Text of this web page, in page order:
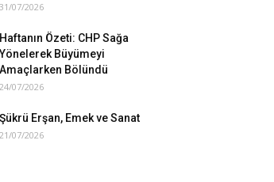
31/07/2026
Haftanın Özeti: CHP Sağa
Yönelerek Büyümeyi
Amaçlarken Bölündü
24/07/2026
Şükrü Erşan, Emek ve Sanat
21/07/2026